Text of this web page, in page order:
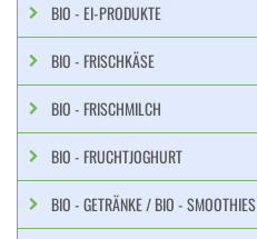
BIO - EI-PRODUKTE
BIO - FRISCHKÄSE
BIO - FRISCHMILCH
BIO - FRUCHTJOGHURT
BIO - GETRÄNKE / BIO - SMOOTHIES